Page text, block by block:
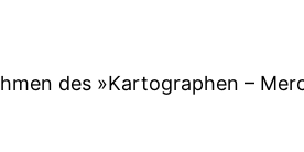
des »Kartographen –